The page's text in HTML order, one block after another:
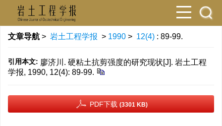
文章导航 > 岩土工程学报 > 1990 > 12(4) : 89-99.
引用本文: 廖济川. 硬粘土抗剪强度的研究现状[J]. 岩土工程
学报, 1990, 12(4): 89-99.
PDF下载 (3301 KB)